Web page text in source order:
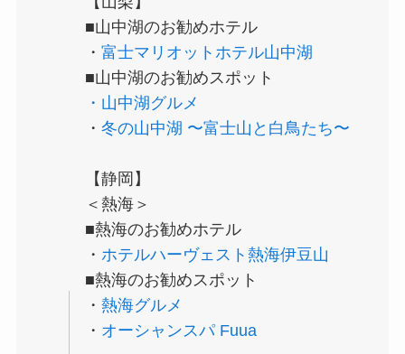
■山中湖のお勧めホテル
・富士マリオットホテル山中湖
■山中湖のお勧めスポット
・山中湖グルメ
・冬の山中湖 〜富士山と白鳥たち〜
【静岡】
＜熱海＞
■熱海のお勧めホテル
・ホテルハーヴェスト熱海伊豆山
■熱海のお勧めスポット
・熱海グルメ
・ オーシャンスパ Fuua